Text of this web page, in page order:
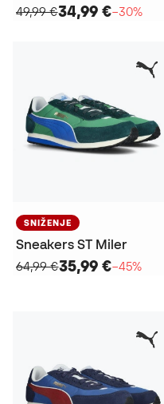
49,99 €34,99 €−30%
SNIŽENJE
Sneakers ST Miler
64,99 €35,99 €−45%